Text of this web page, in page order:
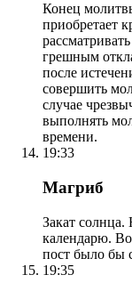
Конец
приобретает
грешным
после
совершить
случае
выполнять
времени.
19:33
Магриб
Закат солнца.
календарю.
пост было бы
19:35